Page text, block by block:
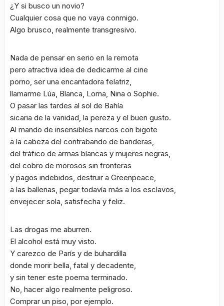
¿Y si busco un novio?
Cualquier cosa que no vaya conmigo.
Algo brusco, realmente transgresivo.
Nada de pensar en serio en la remota
pero atractiva idea de dedicarme al cine
porno, ser una encantadora felatriz,
llamarme Lúa, Blanca, Lorna, Nina o Sophie.
O pasar las tardes al sol de Bahía
sicaria de la vanidad, la pereza y el buen gusto.
Al mando de insensibles narcos con bigote
a la cabeza del contrabando de banderas,
del tráfico de armas blancas y mujeres negras,
del cobro de morosos sin fronteras
y pagos indebidos, destruir a Greenpeace,
a las ballenas, pegar todavía más a los esclavos,
envejecer sola, satisfecha y feliz.
Las drogas me aburren.
El alcohol está muy visto.
Y carezco de París y de buhardilla
donde morir bella, fatal y decadente,
y sin tener este poema terminado.
No, hacer algo realmente peligroso.
Comprar un piso, por ejemplo.